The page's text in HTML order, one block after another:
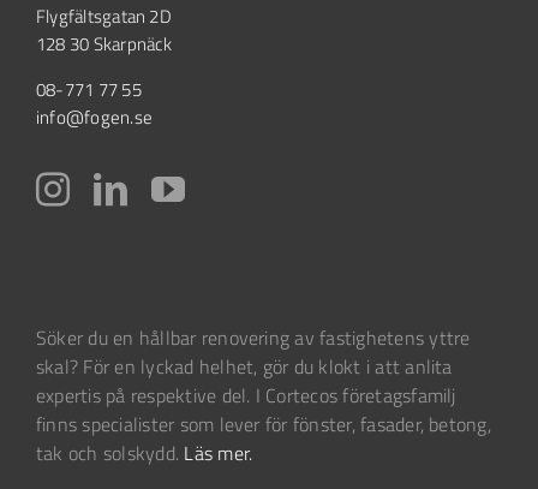
Flygfältsgatan 2D
128 30 Skarpnäck
08-771 77 55
info@fogen.se
Söker du en hållbar renovering av fastighetens yttre
skal? För en lyckad helhet, gör du klokt i att anlita
expertis på respektive del. I Cortecos företagsfamilj
finns specialister som lever för fönster, fasader, betong,
tak och solskydd. Läs mer.